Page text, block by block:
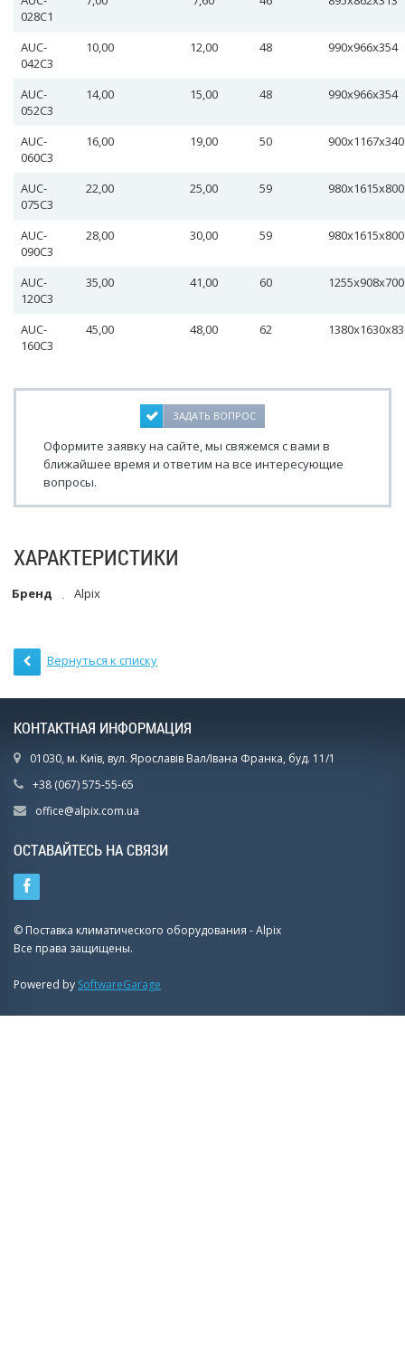
028С1
AUC-
042С3
10,00 12,00 48 990х966х354
AUC-
052С3
14,00 15,00 48 990х966х354
AUC-
060С3
16,00 19,00 50 900х1167х340
AUC-
075С3
22,00 25,00 59 980х1615х800
AUC-
090С3
28,00 30,00 59 980х1615х800
AUC-
120С3
35,00 41,00 60
AUC-
160С3
45,00 48,00 62
ЗАДАТЬ ВОПРОС
Оформите заявку на сайте, мы свяжемся с вами в
ближайшее время и ответим на все интересующие
вопросы.
ХАРАКТЕРИСТИКИ
Бренд Alpix
Вернуться к списку
КОНТАКТНАЯ ИНФОРМАЦИЯ
01030, м. Київ, вул. Ярославів Вал/Івана Франка, буд. 11/1
+38 (067) 575-55-65
office@alpix.com.ua
ОСТАВАЙТЕСЬ НА СВЯЗИ
© Поставка климатического оборудования - Alpix
Все права защищены.
Powered by SoftwareGarage